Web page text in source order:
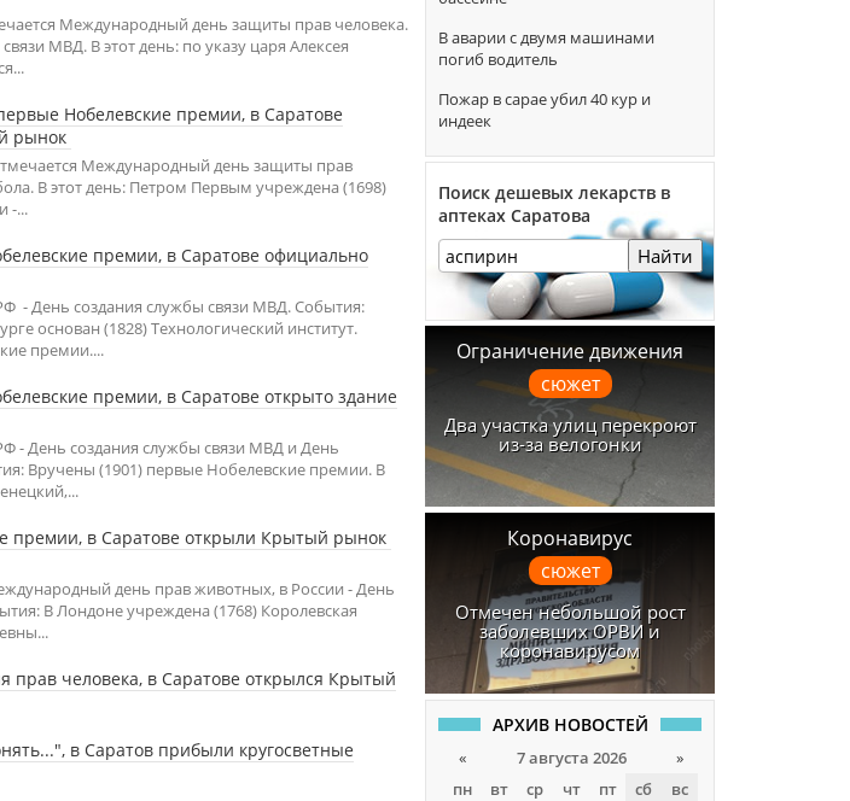
Международный день защиты прав человека.
МВД. В этот день: по указу царя Алексея
Нобелевские премии, в Саратове
рынок
Международный день защиты прав
В этот день: Петром Первым учреждена (1698)
-...
премии, в Саратове официально
- День создания службы связи МВД. События:
основан (1828) Технологический институт.
премии....
премии, в Саратове открыто здание
- День создания службы связи МВД и День
Вручены (1901) первые Нобелевские премии. В
премии, в Саратове открыли Крытый рынок
день прав животных, в России - День
В Лондоне учреждена (1768) Королевская
прав человека, в Саратове открылся Крытый
в Саратов прибыли кругосветные
В аварии с двумя машинами
погиб водитель
Пожар в сарае убил 40 кур и
индеек
Поиск дешевых лекарств в
аптеках Саратова
Найти
Ограничение движения
сюжет
Два участка улиц перекроют
из-за велогонки
Коронавирус
сюжет
Отмечен небольшой рост
заболевших ОРВИ и
коронавирусом
АРХИВ НОВОСТЕЙ
« 7 августа 2026
»
пн
вт ср чт пт сб
вс